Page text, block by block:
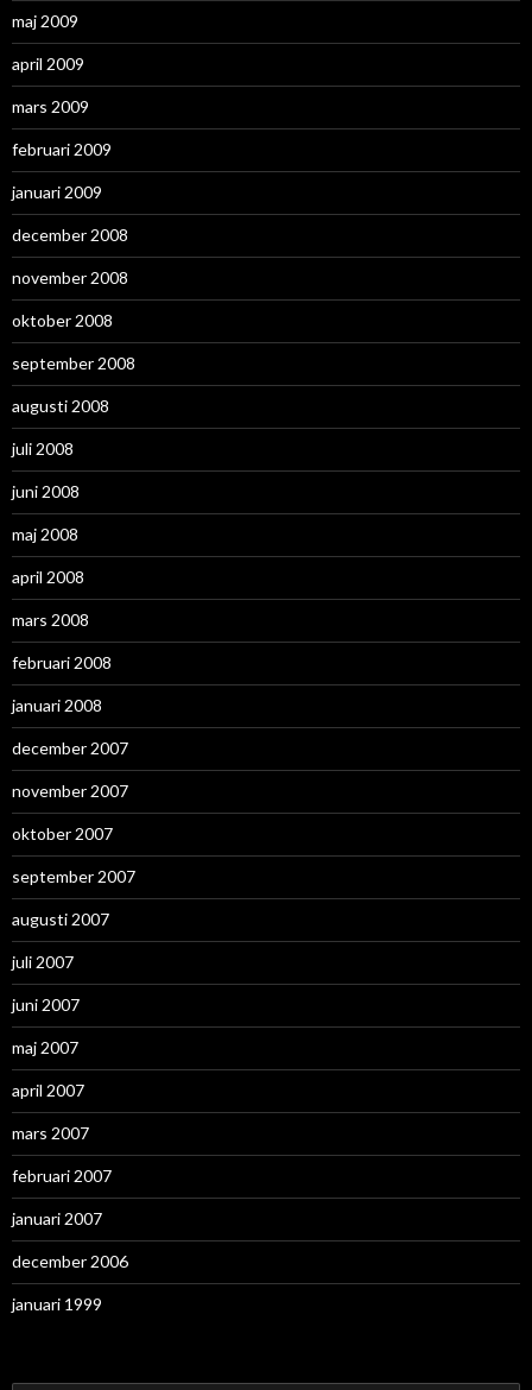
maj 2009
april 2009
mars 2009
februari 2009
januari 2009
december 2008
november 2008
oktober 2008
september 2008
augusti 2008
juli 2008
juni 2008
maj 2008
april 2008
mars 2008
februari 2008
januari 2008
december 2007
november 2007
oktober 2007
september 2007
augusti 2007
juli 2007
juni 2007
maj 2007
april 2007
mars 2007
februari 2007
januari 2007
december 2006
januari 1999